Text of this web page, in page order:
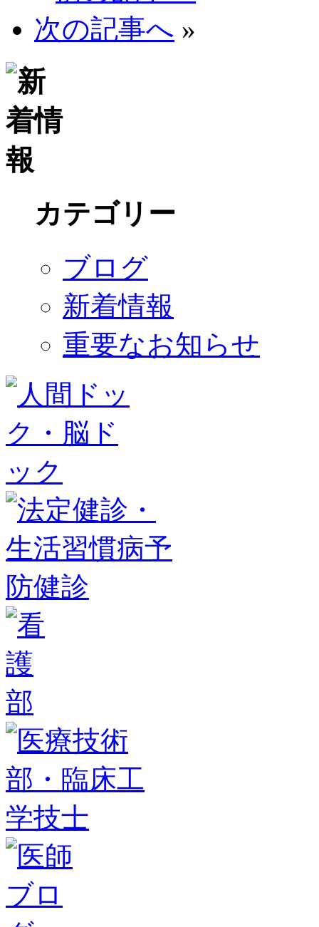
次の記事へ »
カテゴリー
ブログ
新着情報
重要なお知らせ